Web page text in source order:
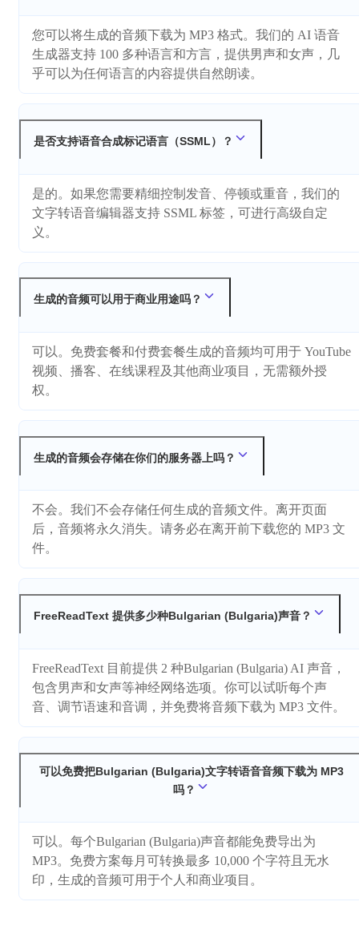
您可以将生成的音频下载为 MP3 格式。我们的 AI 语音
生成器支持 100 多种语言和方言，提供男声和女声，几
乎可以为任何语言的内容提供自然朗读。
是否支持语音合成标记语言（SSML）？
是的。如果您需要精细控制发音、停顿或重音，我们的
文字转语音编辑器支持 SSML 标签，可进行高级自定
义。
生成的音频可以用于商业用途吗？
可以。免费套餐和付费套餐生成的音频均可用于 YouTube
视频、播客、在线课程及其他商业项目，无需额外授
权。
生成的音频会存储在你们的服务器上吗？
不会。我们不会存储任何生成的音频文件。离开页面
后，音频将永久消失。请务必在离开前下载您的 MP3 文
件。
FreeReadText 提供多少种Bulgarian (Bulgaria)声音？
FreeReadText 目前提供 2 种Bulgarian (Bulgaria) AI 声音，
包含男声和女声等神经网络选项。你可以试听每个声
音、调节语速和音调，并免费将音频下载为 MP3 文件。
可以免费把Bulgarian (Bulgaria)文字转语音音频下载为 MP3
吗？
可以。每个Bulgarian (Bulgaria)声音都能免费导出为
MP3。免费方案每月可转换最多 10,000 个字符且无水
印，生成的音频可用于个人和商业项目。